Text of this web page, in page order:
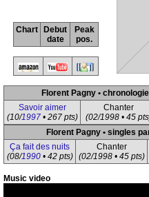
Chart
Debut
date
Peak
pos.
Florent Pagny •
Savoir aimer
(10/1997• 267 pts)
Chanter
(02/1998 • 45
Florent Pagny • singles
Ça fait des nuits
(08/1990• 42 pts)
Chanter
(02/1998 • 45 pts)
Music video